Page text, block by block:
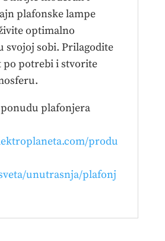
plafonske lampe
optimalno
svojoj sobi. Prilagodite
po potrebi i stvorite
plafonjera
produ
unutrasnja/plafonj